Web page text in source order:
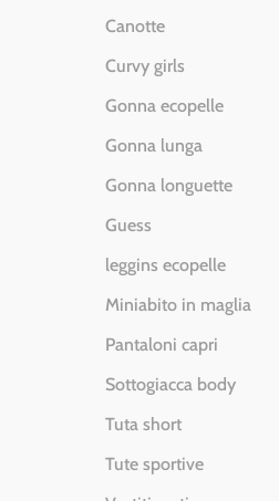
Canotte
Curvy girls
Gonna ecopelle
Gonna lunga
Gonna longuette
Guess
leggins ecopelle
Miniabito in maglia
Pantaloni capri
Sottogiacca body
Tuta short
Tute sportive